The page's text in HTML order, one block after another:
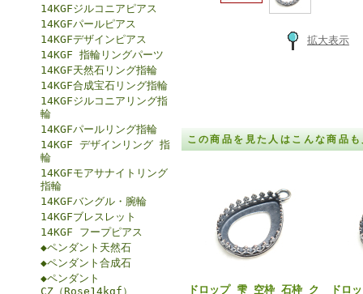
14KGFジルコニアピアス
14KGFパールピアス
14KGFデザインピアス
14KGF 指輪リングパーツ
14KGF天然石リング指輪
14KGF合成宝石リング指輪
14KGFジルコニアリング指
輪
14KGFパールリング指輪
14KGF デザインリング 指
輪
14KGFモアサナイトリング
指輪
14KGFバングル・腕輪
14KGFブレスレット
14KGF フープピアス
◆ペンダント天然石
◆ペンダント合成石
◆ペンダント
CZ（Rose14kgf）
拡大表示
この商品を見た人はこんな商品
ドロップ 雫 空枠 石枠 ク ドロ